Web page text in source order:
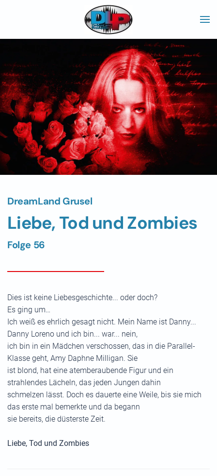
Skip to main content
DreamLand Grusel
Liebe, Tod und Zombies
Folge 56
Dies ist keine Liebesgeschichte... oder doch?
Es ging um…
Ich weiß es ehrlich gesagt nicht. Mein Name ist Danny...
Danny Loreno und ich bin... war... nein,
ich bin in ein Mädchen verschossen, das in die Parallel-
Klasse geht, Amy Daphne Milligan. Sie
ist blond, hat eine atemberaubende Figur und ein
strahlendes Lächeln, das jeden Jungen dahin
schmelzen lässt. Doch es dauerte eine Weile, bis sie mich
das erste mal bemerkte und da begann
sie bereits, die düsterste Zeit.
Liebe, Tod und Zombies